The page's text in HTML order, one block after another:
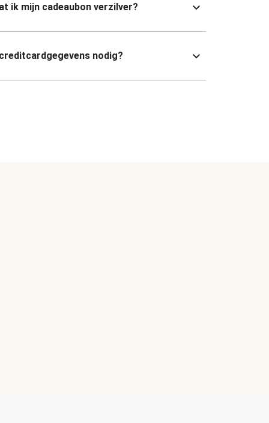
ik mijn cadeaubon verzilver?
nodig?